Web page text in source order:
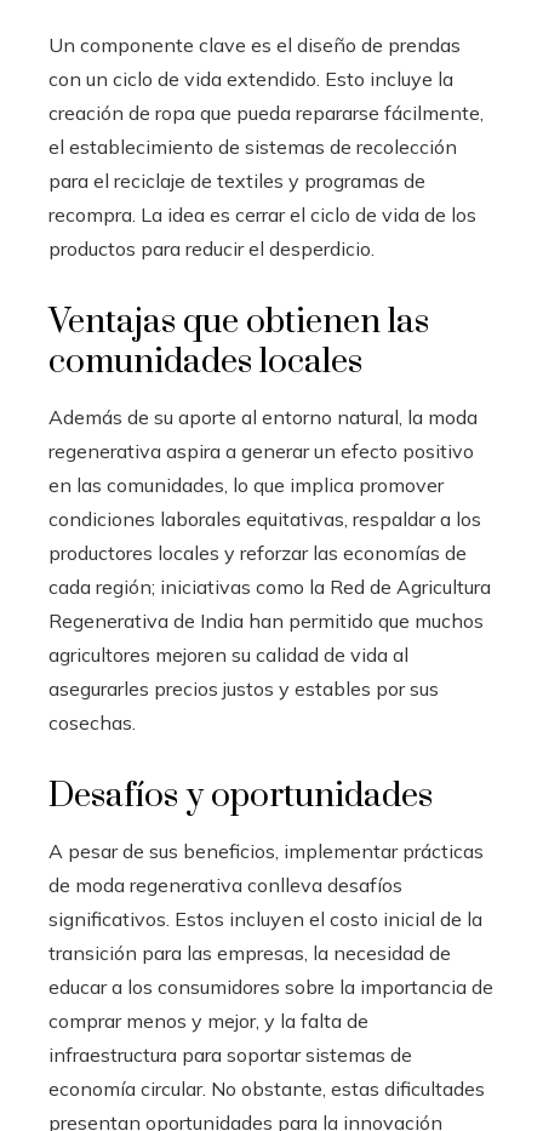
Un componente clave es el diseño de prendas
con un ciclo de vida extendido. Esto incluye la
creación de ropa que pueda repararse fácilmente,
el establecimiento de sistemas de recolección
para el reciclaje de textiles y programas de
recompra. La idea es cerrar el ciclo de vida de los
productos para reducir el desperdicio.
Ventajas que obtienen las
comunidades locales
Además de su aporte al entorno natural, la moda
regenerativa aspira a generar un efecto positivo
en las comunidades, lo que implica promover
condiciones laborales equitativas, respaldar a los
productores locales y reforzar las economías de
cada región; iniciativas como la Red de Agricultura
Regenerativa de India han permitido que muchos
agricultores mejoren su calidad de vida al
asegurarles precios justos y estables por sus
cosechas.
Desafíos y oportunidades
A pesar de sus beneficios, implementar prácticas
de moda regenerativa conlleva desafíos
significativos. Estos incluyen el costo inicial de la
transición para las empresas, la necesidad de
educar a los consumidores sobre la importancia de
comprar menos y mejor, y la falta de
infraestructura para soportar sistemas de
economía circular. No obstante, estas dificultades
presentan oportunidades para la innovación